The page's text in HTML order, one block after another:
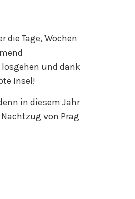
die Tage, Wochen
und dank
Insel!
in diesem Jahr
von Prag